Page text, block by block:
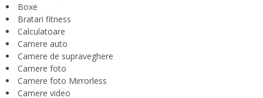
Boxe
Bratari fitness
Calculatoare
Camere auto
Camere de supraveghere
Camere foto
Camere foto Mirrorless
Camere video